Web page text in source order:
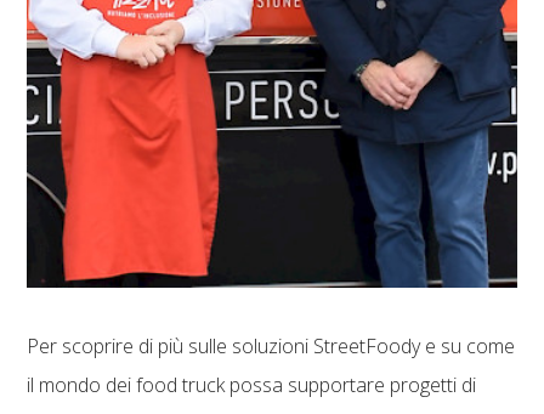
Per scoprire di più sulle soluzioni StreetFoody e su come
il mondo dei food truck possa supportare progetti di